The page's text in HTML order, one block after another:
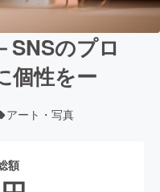
のプロ
個性をー
アート・写真
額